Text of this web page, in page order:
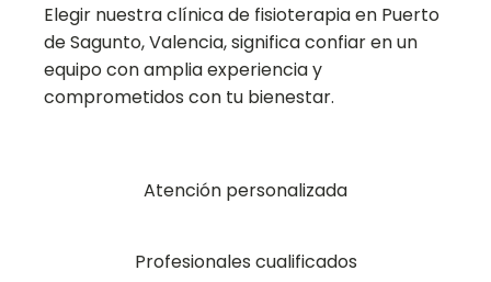
Elegir nuestra clínica de fisioterapia en Puerto
de Sagunto, Valencia, significa confiar en un
equipo con amplia experiencia y
comprometidos con tu bienestar.
Atención personalizada
Profesionales cualificados